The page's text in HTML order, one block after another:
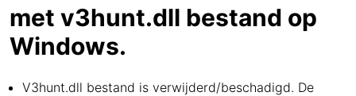
met v3hunt.dll bestand op
Windows.
V3hunt.dll bestand is verwijderd/beschadigd. De